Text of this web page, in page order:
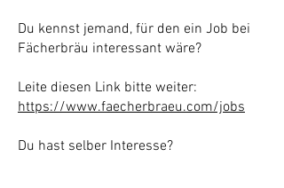
Du kennst jemand, für den ein Job bei
Fächerbräu interessant wäre?
Leite diesen Link bitte weiter:
https://www.faecherbraeu.com/jobs
Du hast selber Interesse?